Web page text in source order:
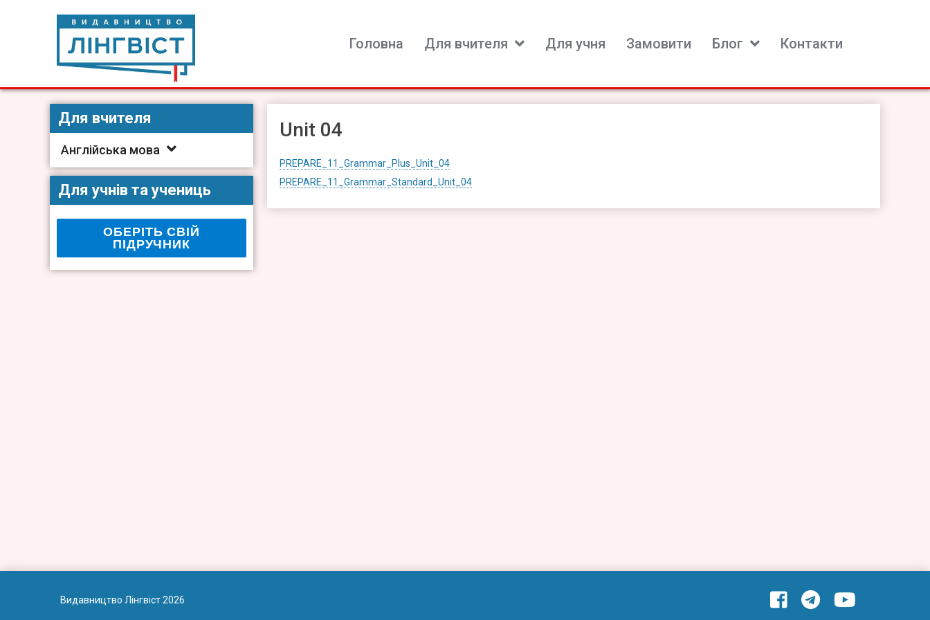
Видавництво Лінгвіст
Видавництво Лінгвіст – адаптація та створення видань для вивчення іноземних мов
Головна Для вчителя Для учня Замовити Блог Контакти
Unit 04
PREPARE_11_Grammar_Plus_Unit_04
PREPARE_11_Grammar_Standard_Unit_04
Для вчителя
Англійська мова
Для учнів та учениць
ОБЕРІТЬ СВІЙ
ПІДРУЧНИК
Видавництво Лінгвіст 2026